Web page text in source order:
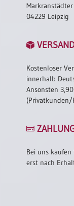
04229 Leipzig
Kostenloser
innerhalb
Ansonsten
Bei uns
erst nach